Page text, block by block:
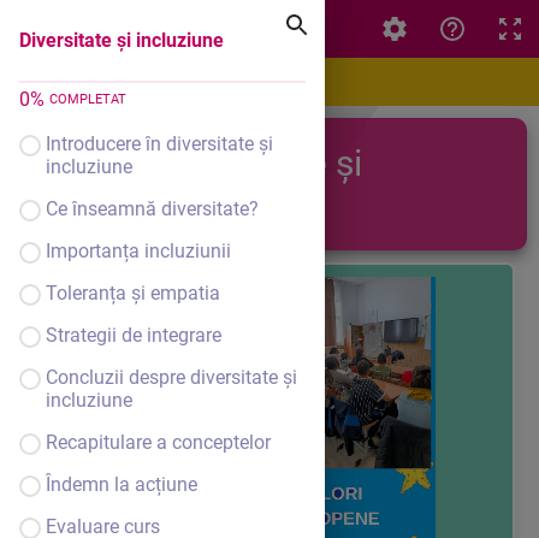
Diversitate și incluziune
0% COMPLETAT
Introducere în diversitate și
incluziune
Ce înseamnă diversitate?
Importanța incluziunii
Toleranța și empatia
Strategii de integrare
Concluzii despre diversitate și
incluziune
Recapitulare a conceptelor
Îndemn la acțiune
Evaluare curs
Diversitate și incluziune
Diversitate și
incluziune